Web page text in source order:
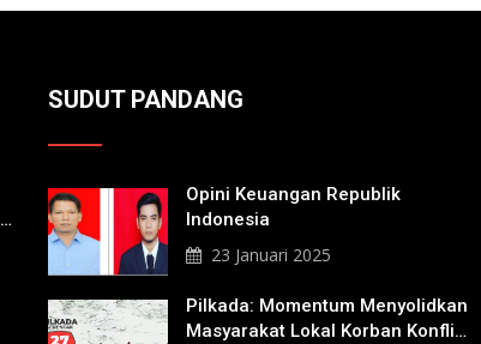
SUDUT PANDANG
Opini Keuangan Republik
Indonesia
23 Januari 2025
Pilkada: Momentum Menyolidkan
Masyarakat Lokal Korban Konflik